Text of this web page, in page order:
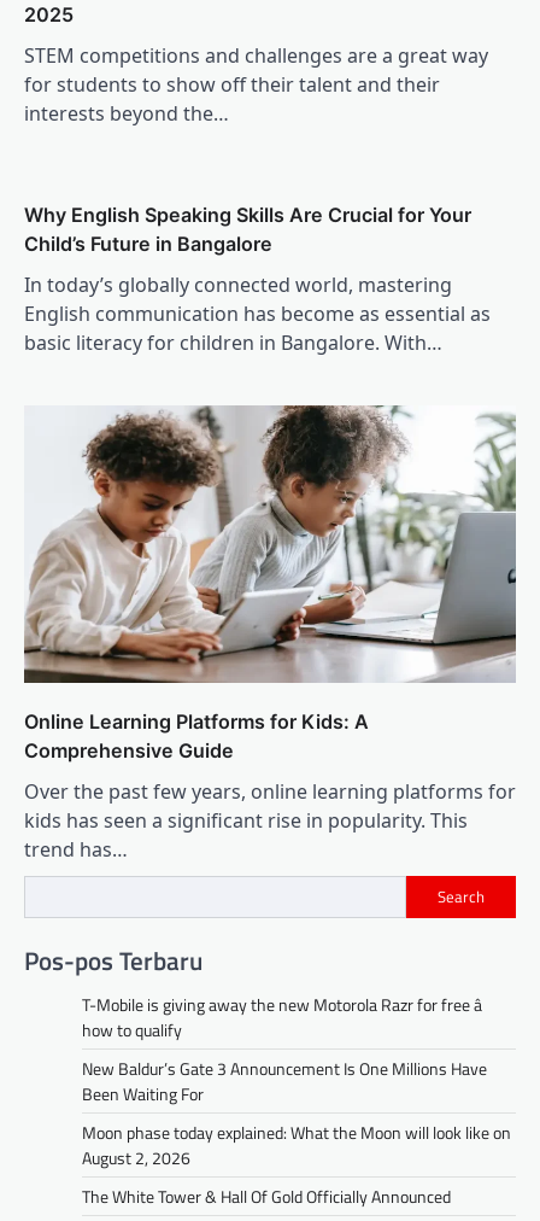
2025
STEM competitions and challenges are a great way
for students to show off their talent and their
interests beyond the…
Why English Speaking Skills Are Crucial for Your
Child’s Future in Bangalore
In today’s globally connected world, mastering
English communication has become as essential as
basic literacy for children in Bangalore. With…
Online Learning Platforms for Kids: A
Comprehensive Guide
Over the past few years, online learning platforms for
kids has seen a significant rise in popularity. This
trend has…
Search
Pos-pos Terbaru
T-Mobile is giving away the new Motorola Razr for free â
how to qualify
New Baldur’s Gate 3 Announcement Is One Millions Have
Been Waiting For
Moon phase today explained: What the Moon will look like on
August 2, 2026
The White Tower & Hall Of Gold Officially Announced